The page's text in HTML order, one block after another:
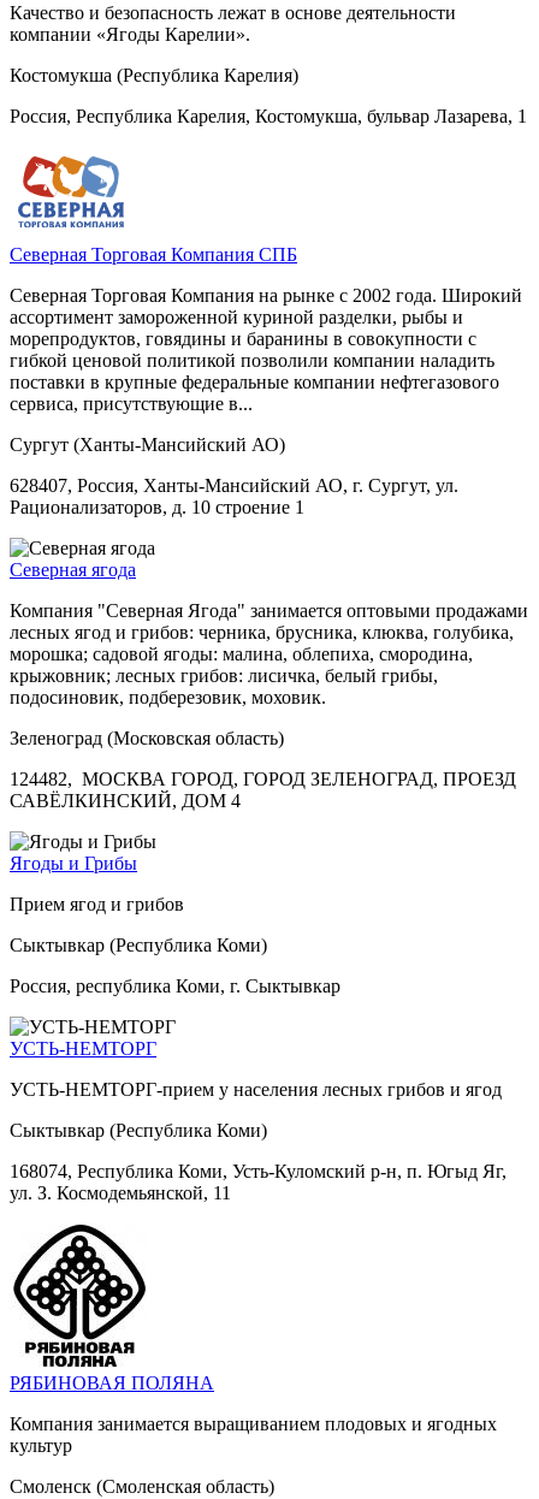
Качество и безопасность лежат в основе деятельности
компании «Ягоды Карелии».
Костомукша (Республика Карелия)
Россия, Республика Карелия, Костомукша, бульвар Лазарева, 1
Северная Торговая Компания СПБ
Северная Торговая Компания на рынке с 2002 года. Широкий
ассортимент замороженной куриной разделки, рыбы и
морепродуктов, говядины и баранины в совокупности с
гибкой ценовой политикой позволили компании наладить
поставки в крупные федеральные компании нефтегазового
сервиса, присутствующие в...
Сургут (Ханты-Мансийский АО)
628407, Россия, Ханты-Мансийский АО, г. Сургут, ул.
Рационализаторов, д. 10 строение 1
Северная ягода
Компания "Северная Ягода" занимается оптовыми продажами
лесных ягод и грибов: черника, брусника, клюква, голубика,
морошка; садовой ягоды: малина, облепиха, смородина,
крыжовник; лесных грибов: лисичка, белый грибы,
подосиновик, подберезовик, моховик.
Зеленоград (Московская область)
124482, МОСКВА ГОРОД, ГОРОД ЗЕЛЕНОГРАД, ПРОЕЗД
САВЁЛКИНСКИЙ, ДОМ 4
Ягоды и Грибы
Прием ягод и грибов
Сыктывкар (Республика Коми)
Россия, республика Коми, г. Сыктывкар
УСТЬ-НЕМТОРГ
УСТЬ-НЕМТОРГ-прием у населения лесных грибов и ягод
Сыктывкар (Республика Коми)
168074, Республика Коми, Усть-Куломский р-н, п. Югыд Яг,
ул. З. Космодемьянской, 11
РЯБИНОВАЯ ПОЛЯНА
Компания занимается выращиванием плодовых и ягодных
культур
Смоленск (Смоленская область)